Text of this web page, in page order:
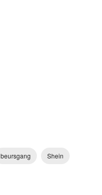
beursgang Shein